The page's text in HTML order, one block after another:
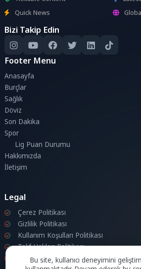
Quick News
Bizi Takip Edin
Footer Menu
Anasayfa
Burçlar
Sağlık
Döviz
Son Dakika
Spor
Lig Puan Durumu
Hakkımızda
İletişim
Legal
Çerez Politikası
Gizlilik Politikası
Kullanım Koşulları Politikası
Telif Hakları Politikası
İletişim
Bu site, kullanıcı deneyimini